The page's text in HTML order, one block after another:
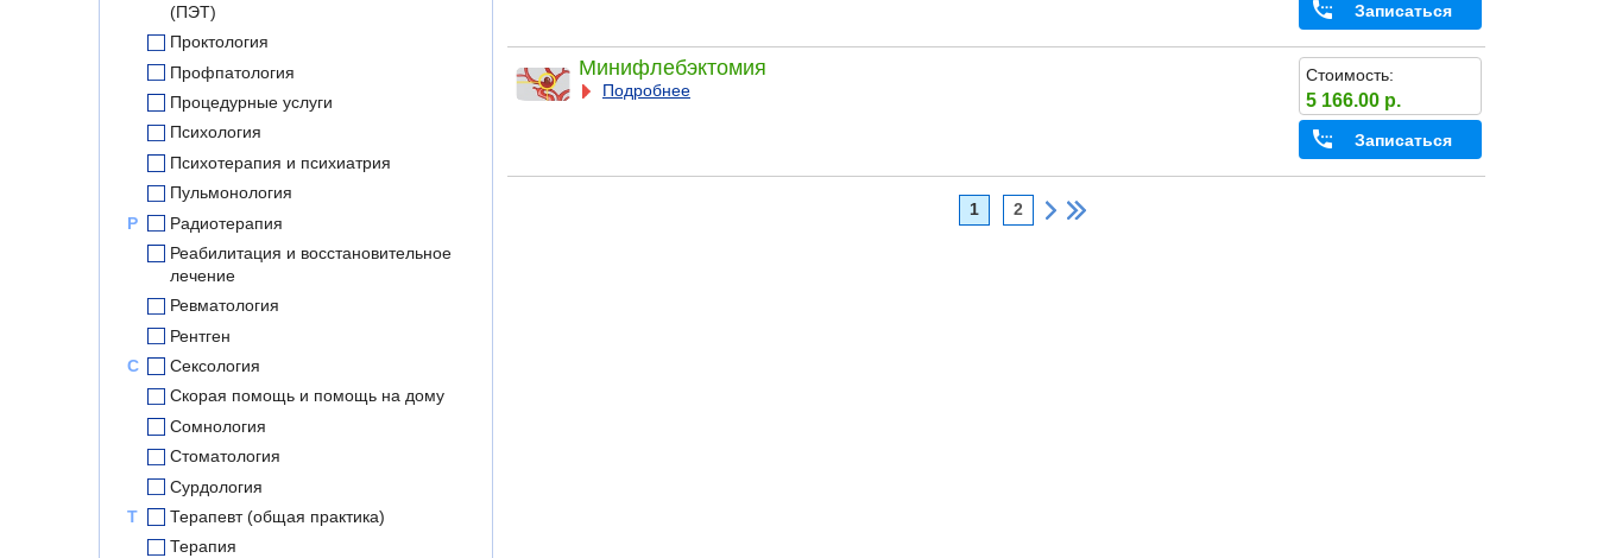
(ПЭТ)
Проктология
Профпатология
Процедурные услуги
Психология
Психотерапия и психиатрия
Пульмонология
Р
Радиотерапия
Реабилитация и восстановительное
лечение
Ревматология
Рентген
С
Сексология
Скорая помощь и помощь на дому
Сомнология
Стоматология
Сурдология
Т
Терапевт (общая практика)
Терапия
Записаться
Минифлебэктомия
Подробнее
Стоимость:
5 166.00 р.
Записаться
1 2